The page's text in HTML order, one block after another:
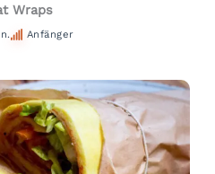
Wraps
Anfänger